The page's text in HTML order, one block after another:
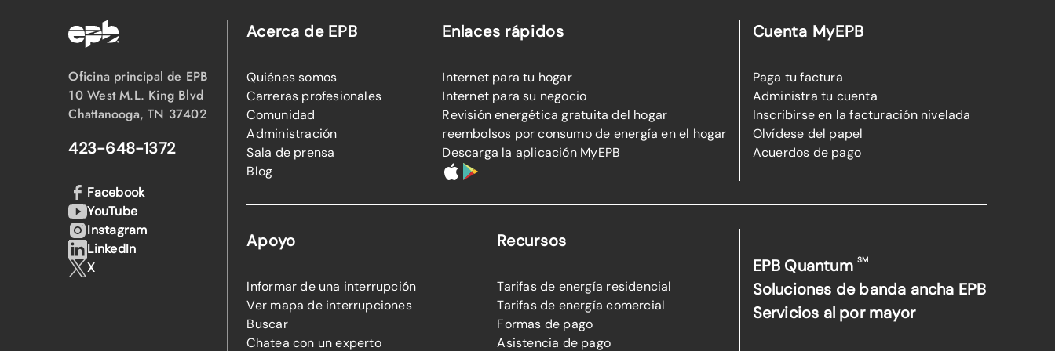
Oficina principal de EPB
10 West M.L. King Blvd
Chattanooga, TN 37402
423-648-1372
Acerca de EPB
Quiénes somos
Carreras profesionales
Comunidad
Administración
Sala de prensa
Blog
Enlaces rápidos
Internet para tu hogar
Internet para su negocio
Revisión energética gratuita del hogar
reembolsos por consumo de energía en el hogar
Descarga la aplicación MyEPB
Cuenta MyEPB
Paga tu factura
Administra tu cuenta
Inscribirse en la facturación nivelada
Olvídese del papel
Acuerdos de pago
Apoyo
Informar de una interrupción
Ver mapa de interrupciones
Buscar
Chatea con un experto
Recursos
Tarifas de energía residencial
Tarifas de energía comercial
Formas de pago
Asistencia de pago
EPB QuantumSM
Soluciones de banda ancha EPB
Servicios al por mayor
Facebook
YouTube
Instagram
LinkedIn
X